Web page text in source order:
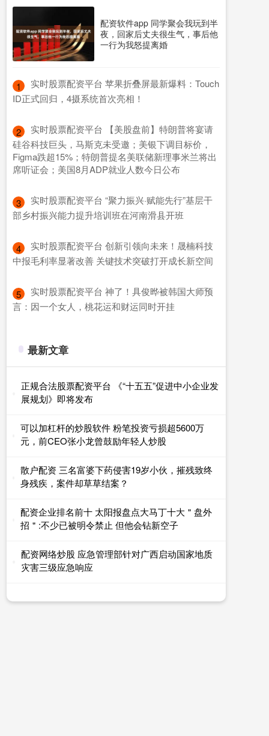
配资软件app 同学聚会我玩到半
夜，回家后丈夫很生气，事后他
一行为我怒提离婚
1
​实时股票配资平台 苹果折叠屏最新爆料：Touch
ID正式回归，4摄系统首次亮相！
2
​实时股票配资平台 【美股盘前】特朗普将宴请
硅谷科技巨头，马斯克未受邀；美银下调目标价，
Figma跌超15%；特朗普提名美联储新理事米兰将出
席听证会；美国8月ADP就业人数今日公布
3
​实时股票配资平台 “聚力振兴·赋能先行”基层干
部乡村振兴能力提升培训班在河南滑县开班
4
​实时股票配资平台 创新引领向未来！晟楠科技
中报毛利率显著改善 关键技术突破打开成长新空间
5
​实时股票配资平台 神了！具俊晔被韩国大师预
言：因一个女人，桃花运和财运同时开挂
最新文章
正规合法股票配资平台 《“十五五”促进中小企业发
展规划》即将发布
可以加杠杆的炒股软件 粉笔投资亏损超5600万
元，前CEO张小龙曾鼓励年轻人炒股
散户配资 三名富婆下药侵害19岁小伙，摧残致终
身残疾，案件却草草结案？
配资企业排名前十 太阳报盘点大马丁十大＂盘外
招＂:不少已被明令禁止 但他会钻新空子
配资网络炒股 应急管理部针对广西启动国家地质
灾害三级应急响应